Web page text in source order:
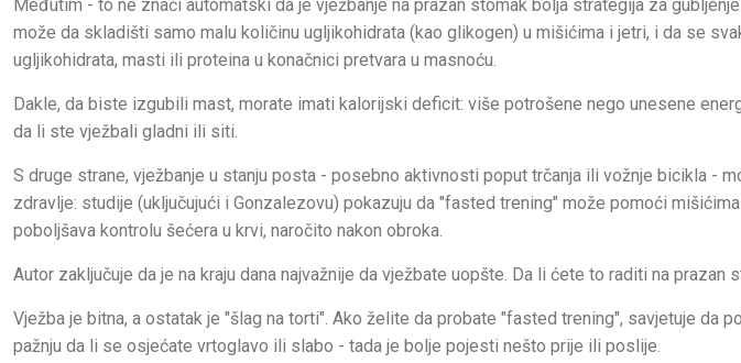
Međutim - to ne znači automatski da je vježbanje na prazan stomak bolja strategija za
može da skladišti samo malu količinu ugljikohidrata (kao glikogen) u mišićima i jetri, i da se
ugljikohidrata, masti ili proteina u konačnici pretvara u masnoću.
Dakle, da biste izgubili mast, morate imati kalorijski deficit: više potrošene nego unesene
da li ste vježbali gladni ili siti.
S druge strane, vježbanje u stanju posta - posebno aktivnosti poput trčanja ili vožnje bicikla -
zdravlje: studije (uključujući i Gonzalezovu) pokazuju da "fasted trening" može pomoći
poboljšava kontrolu šećera u krvi, naročito nakon obroka.
Autor zaključuje da je na kraju dana najvažnije da vježbate uopšte. Da li ćete to raditi na prazan
Vježba je bitna, a ostatak je "šlag na torti". Ako želite da probate "fasted trening", savjetuje da
pažnju da li se osjećate vrtoglavo ili slabo - tada je bolje pojesti nešto prije ili poslije.